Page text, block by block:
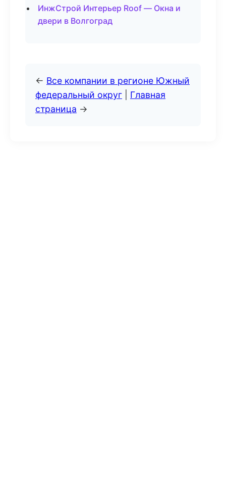
ИнжСтрой Интерьер Roof — Окна и
двери в Волгоград
← Все компании в регионе Южный
федеральный округ
Главная
страница →